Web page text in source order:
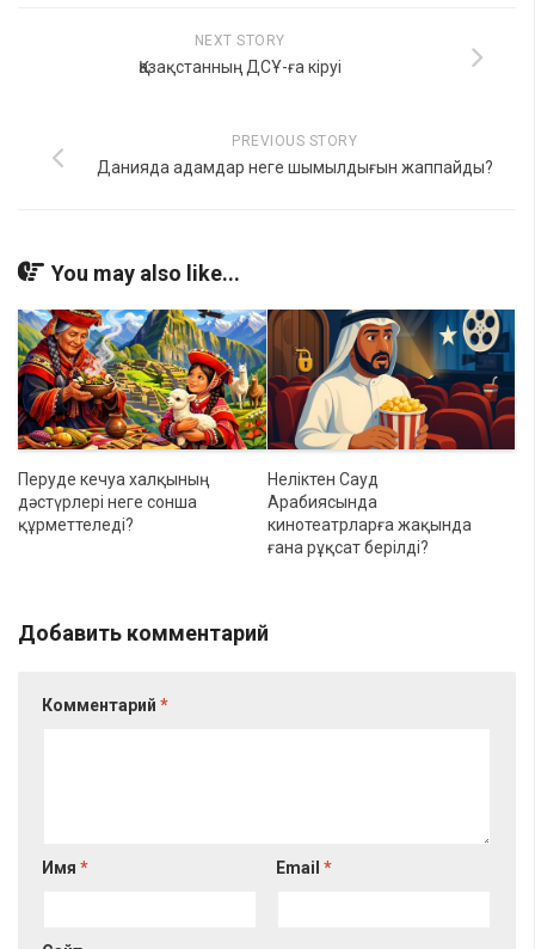
NEXT STORY
Қазақстанның ДСҰ-ға кіруі
PREVIOUS STORY
Данияда адамдар неге шымылдығын жаппайды?
You may also like...
Перуде кечуа халқының
дәстүрлері неге сонша
құрметтеледі?
Неліктен Сауд
Арабиясында
кинотеатрларға жақында
ғана рұқсат берілді?
Добавить комментарий
Комментарий *
Имя * Email*